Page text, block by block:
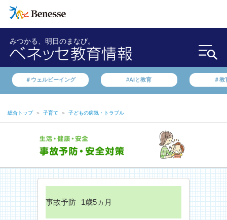
みつかる、明日のまなび。
＃ウェルビーイング #AIと教育 ＃教
総合トップ ＞ 子育て ＞ 子どもの病気・トラブル
事故予防 1歳5ヵ月